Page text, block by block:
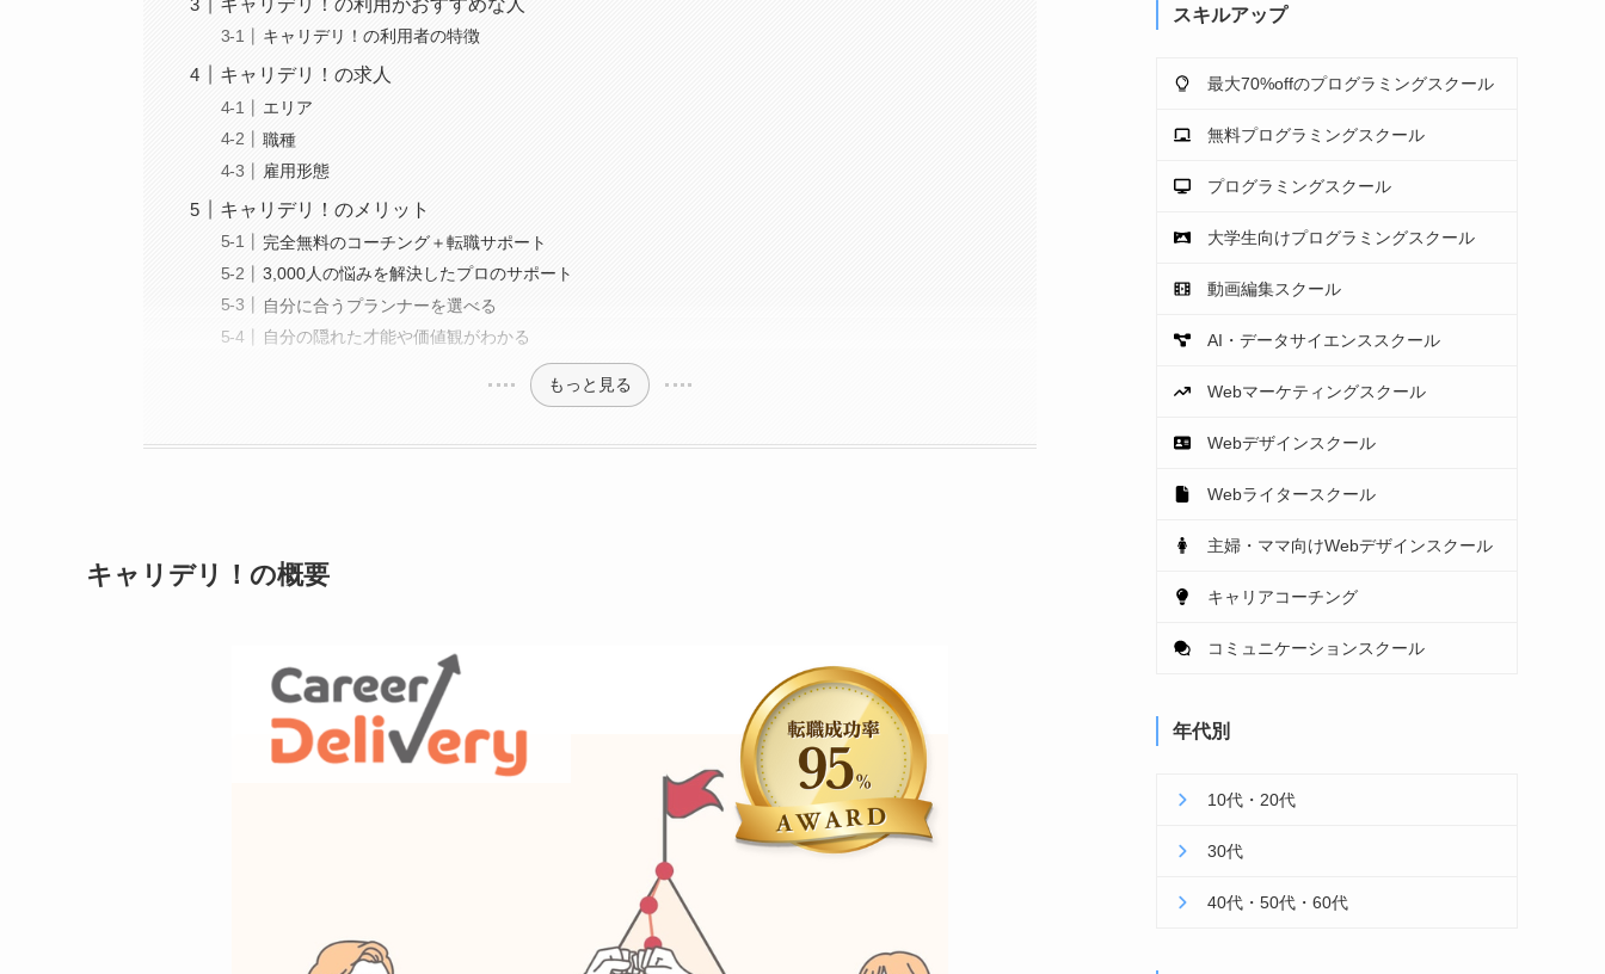
キャリデリ！の利用者の特徴
キャリデリ！の求人
エリア
職種
雇用形態
キャリデリ！のメリット
完全無料のコーチング＋転職サポート
3,000人の悩みを解決したプロのサポート
自分に合うプランナーを選べる
自分の隠れた才能や価値観がわかる
もっと見る
キャリデリ！の概要
スキルアップ
最大70%offのプログラミングスクール
無料プログラミングスクール
プログラミングスクール
大学生向けプログラミングスクール
動画編集スクール
AI・データサイエンススクール
Webマーケティングスクール
Webデザインスクール
Webライタースクール
主婦・ママ向けWebデザインスクール
キャリアコーチング
コミュニケーションスクール
年代別
10代・20代
30代
40代・50代・60代